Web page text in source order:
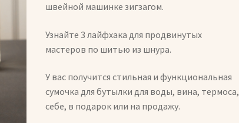
швейной машинке зигзагом.
Узнайте 3 лайфхака для продвинутых
мастеров по шитью из шнура.
У вас получится стильная и функциональная
сумочка для бутылки для воды, вина, термоса,
себе, в подарок или на продажу.